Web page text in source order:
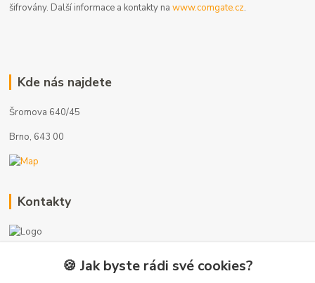
šifrovány. Další informace a kontakty nawww.comgate.cz.
Kde nás najdete
Šromova 640/45
Brno, 643 00
Kontakty
+420 775 872 753
🍪 Jak byste rádi své cookies?